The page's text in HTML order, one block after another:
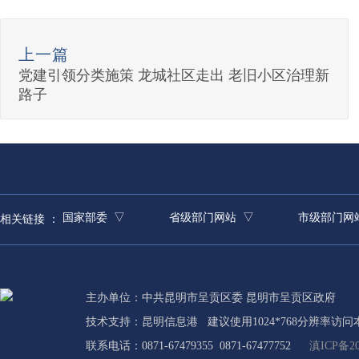
上一篇
党建引领分类施策 龙城社区走出 老旧小区治理新
路子
相关链接 ： 国家部委 ▽ 省级部门网站 ▽ 市级部门
主办单位：中共昆明市呈贡区委 昆明市呈贡区政府
技术支持： 昆明信息港 建议使用1024*768分辨率访问
联系电话：0871-67479355 0871-67477752
滇ICP备